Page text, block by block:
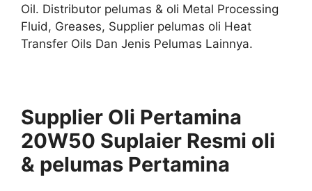
Oil. Distributor pelumas & oli Metal Processing
Fluid, Greases, Supplier pelumas oli Heat
Transfer Oils Dan Jenis Pelumas Lainnya.
Supplier Oli Pertamina
20W50 Suplaier Resmi oli
& pelumas Pertamina